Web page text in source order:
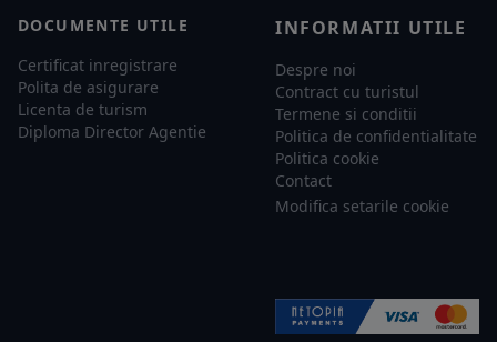
DOCUMENTE UTILE
Certificat inregistrare
Polita de asigurare
Licenta de turism
Diploma Director Agentie
INFORMATII UTILE
Despre noi
Contract cu turistul
Termene si conditii
Politica de confidentialitate
Politica cookie
Contact
Modifica setarile cookie